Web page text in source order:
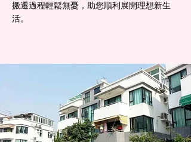
搬遷過程輕鬆無憂，助您順利展開理想新生
活。